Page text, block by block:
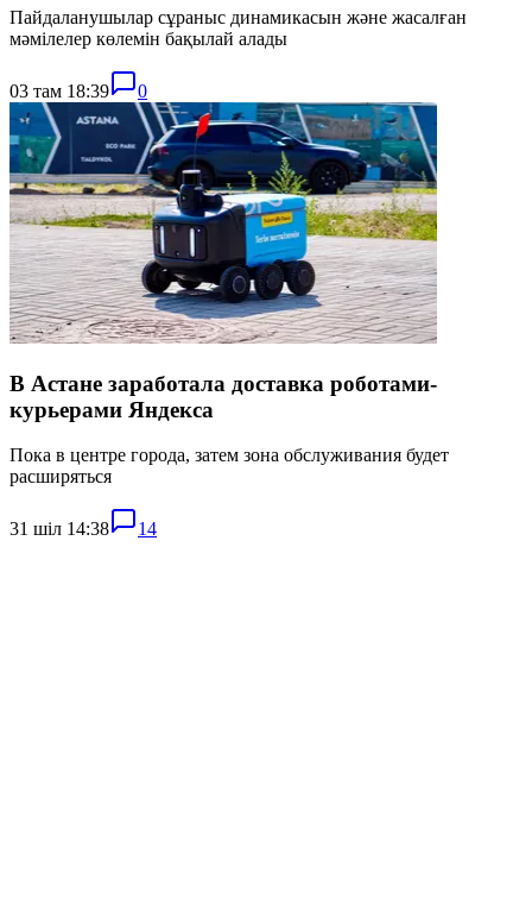
Пайдаланушылар сұраныс динамикасын және жасалған
мәмілелер көлемін бақылай алады
03 там 18:39 0
В Астане заработала доставка роботами-
курьерами Яндекса
Пока в центре города, затем зона обслуживания будет
расширяться
31 шіл 14:38 14